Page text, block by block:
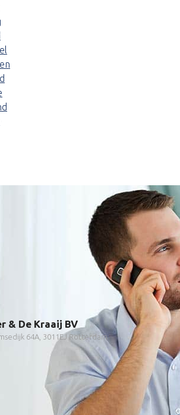
& De Kraaij BV
64A, 3011EJ Rotterdam